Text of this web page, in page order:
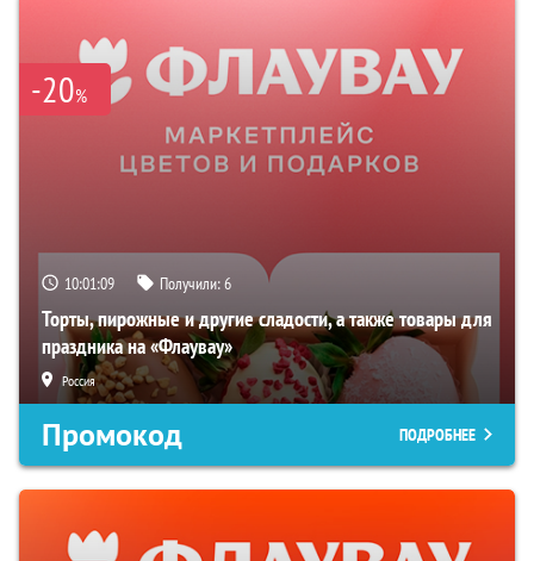
-20%
10:01:08 Получили:6
Торты, пирожные и другие сладости, а также товары для
праздника на «Флаувау»
Россия
Промокод ПОДРОБНЕЕ